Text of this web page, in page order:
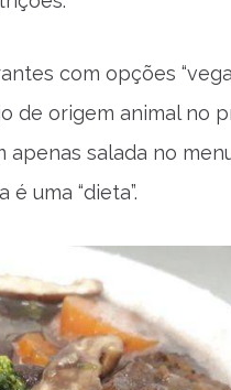
com opções
de origem animal no
apenas salada no
uma “dieta”.